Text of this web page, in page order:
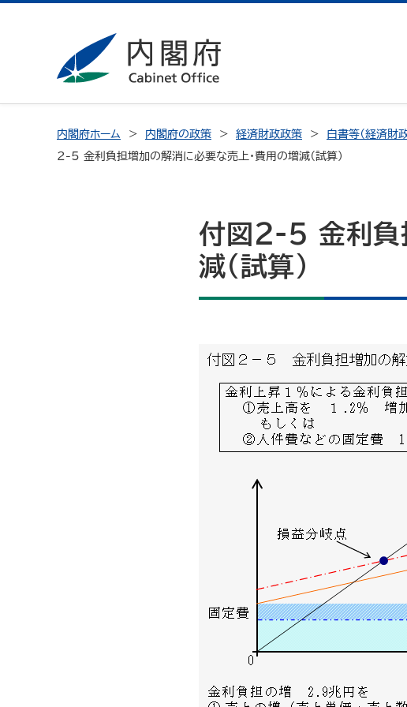
内閣府ホーム 内閣府の政策 経済財政政策 白書等（経済財
2-5 金利負担増加の解消に必要な売上・費用の増減（試算）
付図2-5 金利負
減（試算）